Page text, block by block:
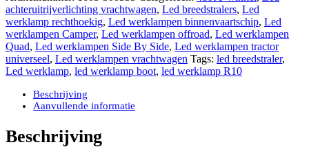
Led
werklamp
1136
lumen
12V
-
24V
aantal
achteruitrijverlichting vrachtwagen, Led breedstralers, Led
werklamp rechthoekig, Led werklampen binnenvaartschip, Led
werklampen Camper, Led werklampen offroad, Led werklampen
Quad, Led werklampen Side By Side, Led werklampen tractor
universeel, Led werklampen vrachtwagen Tags: led breedstraler,
Led werklamp, led werklamp boot, led werklamp R10
Beschrijving
Aanvullende informatie
Beschrijving